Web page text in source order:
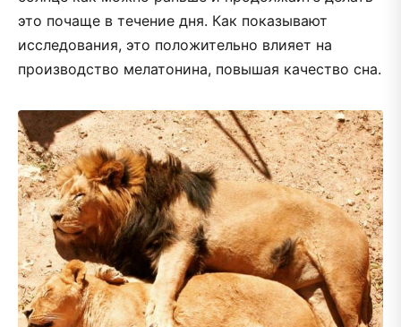
это почаще в течение дня. Как показывают
исследования, это положительно влияет на
производство мелатонина, повышая качество сна.